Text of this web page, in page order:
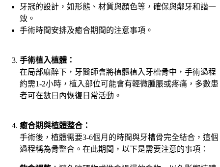
牙冠的設計，如形態、材質與顏色等，確保與鄰牙和諧一
致。
手術時間安排及癒合期間的注意事項。
手術植入植體：
在局部麻醉下，牙醫師會將植體植入牙槽骨中，手術過程
約需1-2小時，植入部位可能會有輕微腫脹或疼痛，多數患
者可在數日內恢復日常活動。
癒合期與植體整合：
手術後，植體需要3-6個月的時間與牙槽骨完全結合，這個
過程稱為骨整合。在此期間，以下是需要注意的事項：